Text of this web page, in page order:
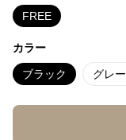
FREE
カラー
ブラック グレー